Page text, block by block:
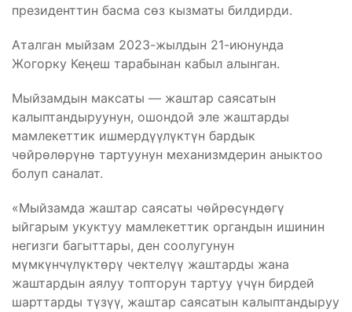
президенттин басма сөз кызматы билдирди.
Аталган мыйзам 2023-жылдын 21-июнунда
Жогорку Кеңеш тарабынан кабыл алынган.
Мыйзамдын максаты — жаштар саясатын
калыптандыруунун, ошондой эле жаштарды
мамлекеттик ишмердүүлүктүн бардык
чөйрөлөрүнө тартуунун механизмдерин аныктоо
болуп саналат.
«Мыйзамда жаштар саясаты чөйрөсүндөгү
ыйгарым укуктуу мамлекеттик органдын ишинин
негизги багыттары, ден соолугунун
мүмкүнчүлүктөрү чектелүү жаштарды жана
жаштардын аялуу топторун тартуу үчүн бирдей
шарттарды түзүү, жаштар саясатын калыптандыруу